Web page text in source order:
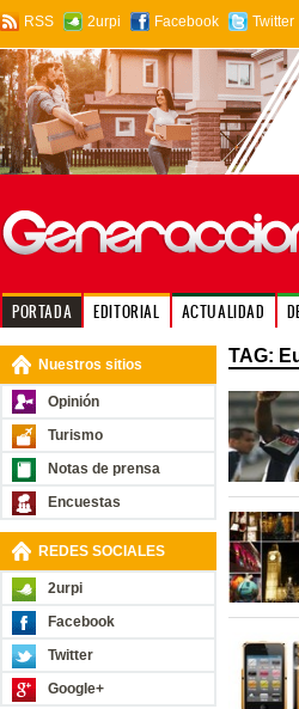
RSS 2urpi Facebook Twitter
PORTADA EDITORIAL ACTUALIDAD
Nuestros sitios
Opinión
Turismo
Notas de prensa
Encuestas
REDES SOCIALES
2urpi
Facebook
Twitter
Google+
TAG: